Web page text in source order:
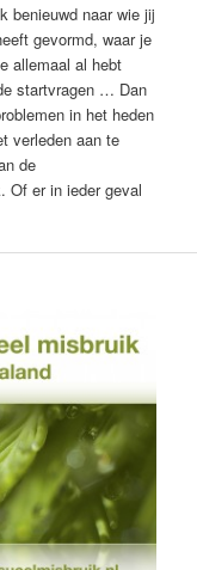
benieuwd naar wie jij
gevormd, waar je
allemaal al hebt
startvragen … Dan
in het heden
verleden aan te
de
Of er in ieder geval